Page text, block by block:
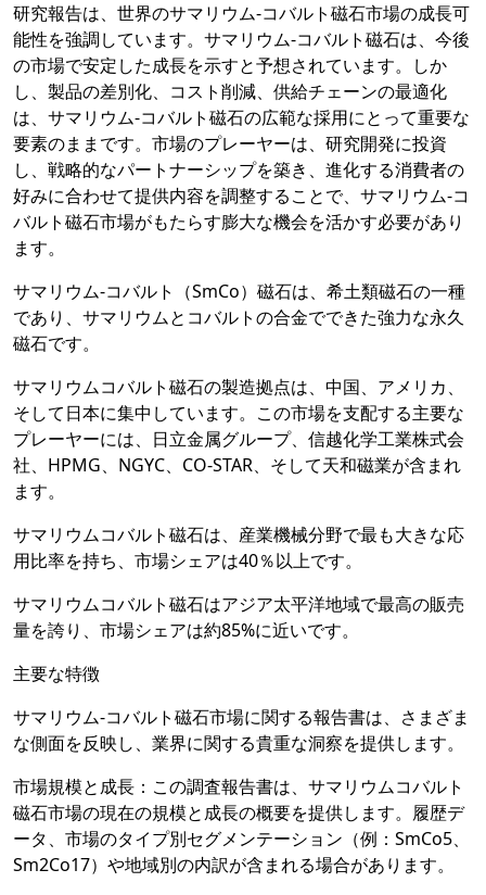
研究報告は、世界のサマリウム-コバルト磁石市場の成長可
能性を強調しています。サマリウム-コバルト磁石は、今後
の市場で安定した成長を示すと予想されています。しか
し、製品の差別化、コスト削減、供給チェーンの最適化
は、サマリウム-コバルト磁石の広範な採用にとって重要な
要素のままです。市場のプレーヤーは、研究開発に投資
し、戦略的なパートナーシップを築き、進化する消費者の
好みに合わせて提供内容を調整することで、サマリウム-コ
バルト磁石市場がもたらす膨大な機会を活かす必要があり
ます。
サマリウム-コバルト（SmCo）磁石は、希土類磁石の一種
であり、サマリウムとコバルトの合金でできた強力な永久
磁石です。
サマリウムコバルト磁石の製造拠点は、中国、アメリカ、
そして日本に集中しています。この市場を支配する主要な
プレーヤーには、日立金属グループ、信越化学工業株式会
社、HPMG、NGYC、CO-STAR、そして天和磁業が含まれ
ます。
サマリウムコバルト磁石は、産業機械分野で最も大きな応
用比率を持ち、市場シェアは40％以上です。
サマリウムコバルト磁石はアジア太平洋地域で最高の販売
量を誇り、市場シェアは約85%に近いです。
主要な特徴
サマリウム-コバルト磁石市場に関する報告書は、さまざま
な側面を反映し、業界に関する貴重な洞察を提供します。
市場規模と成長：この調査報告書は、サマリウムコバルト
磁石市場の現在の規模と成長の概要を提供します。履歴デ
ータ、市場のタイプ別セグメンテーション（例：SmCo5、
Sm2Co17）や地域別の内訳が含まれる場合があります。